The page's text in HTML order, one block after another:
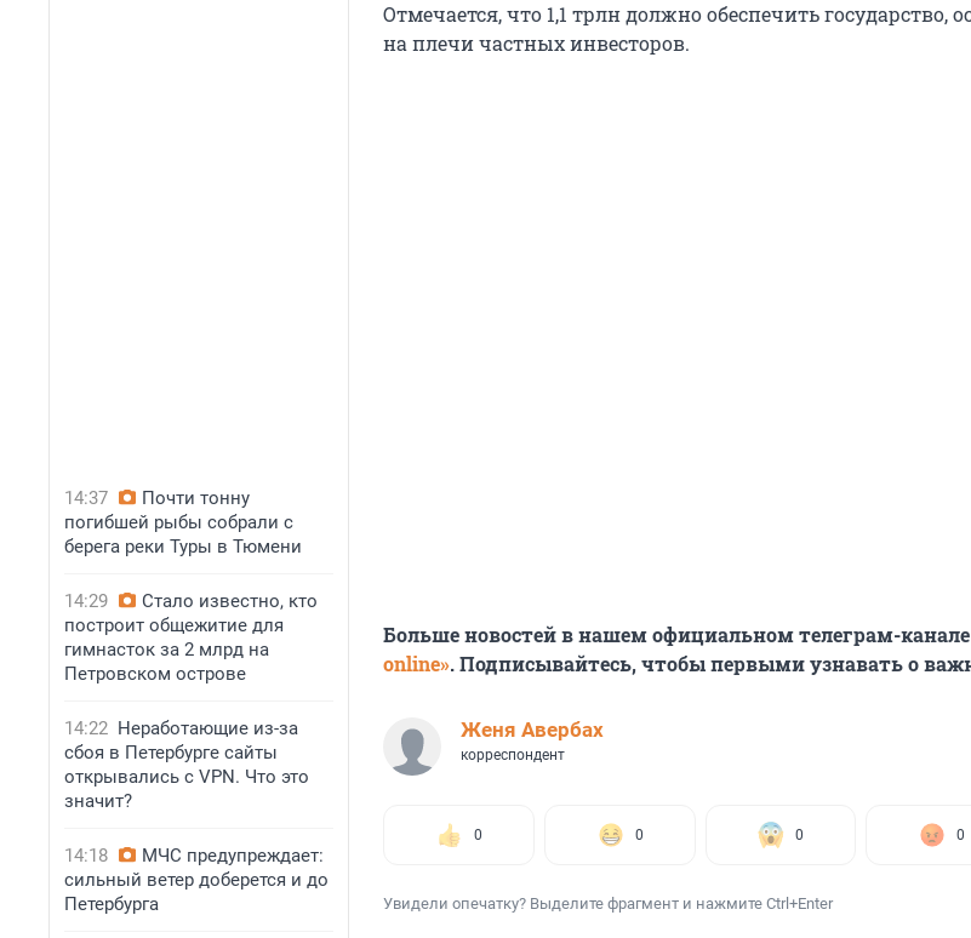
14:37
Почти тонну
погибшей рыбы собрали с
берега реки Туры в Тюмени
14:29
Стало известно, кто
построит общежитие для
гимнасток за 2 млрд на
Петровском острове
14:22 Неработающие из-за
сбоя в Петербурге сайты
открывались с VPN. Что это
значит?
14:18
МЧС предупреждает:
сильный ветер доберется и до
Петербурга
Отмечается, что 1,1 трлн должно обеспечить государство,
на плечи частных инвесторов.
Больше новостей в нашем официальном телеграм-канале
online». Подписывайтесь, чтобы первыми узнавать о
Женя Авербах
корреспондент
0 0 0 0
Увидели опечатку? Выделите фрагмент и нажмите Ctrl+Enter